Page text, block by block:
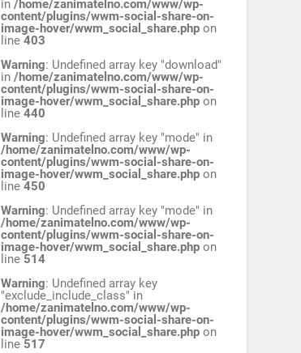
in/home/zanimatelno.com/www/wp-
content/plugins/wwm-social-share-on-
image-hover/wwm_social_share.php on
line403
Warning: Undefined array key "download"
in/home/zanimatelno.com/www/wp-
content/plugins/wwm-social-share-on-
image-hover/wwm_social_share.php on
line440
Warning: Undefined array key "mode" in
/home/zanimatelno.com/www/wp-
content/plugins/wwm-social-share-on-
image-hover/wwm_social_share.php on
line450
Warning: Undefined array key "mode" in
/home/zanimatelno.com/www/wp-
content/plugins/wwm-social-share-on-
image-hover/wwm_social_share.php on
line 514
Warning: Undefined array key
"exclude_include_class" in
/home/zanimatelno.com/www/wp-
content/plugins/wwm-social-share-on-
image-hover/wwm_social_share.php on
line 517